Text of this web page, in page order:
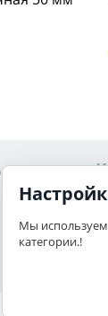
О
Мы используем
категории.!